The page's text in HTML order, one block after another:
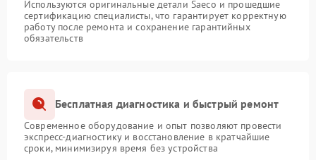
Используются оригинальные детали Saeco и прошедшие
сертификацию специалисты, что гарантирует корректную
работу после ремонта и сохранение гарантийных
обязательств
Бесплатная диагностика и быстрый ремонт
Современное оборудование и опыт позволяют провести
экспресс-диагностику и восстановление в кратчайшие
сроки, минимизируя время без устройства